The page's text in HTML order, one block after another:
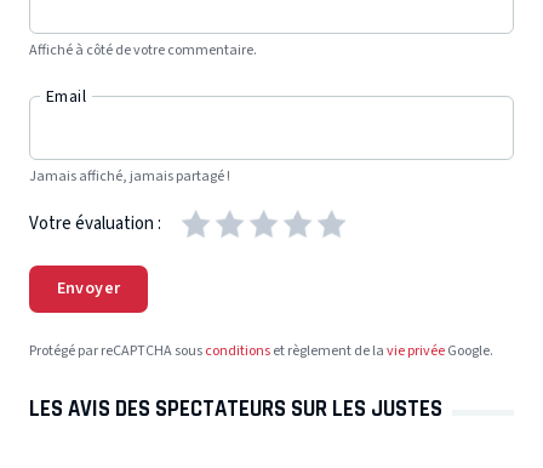
Affiché à côté de votre commentaire.
Email
Jamais affiché, jamais partagé !
Votre évaluation :
Envoyer
Protégé par reCAPTCHA sousconditionset règlement de lavie privéeGoogle.
LES AVIS DES SPECTATEURS SUR LES JUSTES